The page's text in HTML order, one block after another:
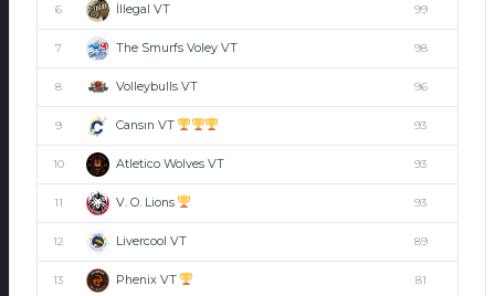
6 İllegal VT 99
7 The Smurfs Voley VT 98
8 Volleybulls VT 96
9 Cansın VT 93
10 Atletico Wolves VT 93
11 V. O. Lions 93
12 Livercool VT 89
13 Phenix VT 81